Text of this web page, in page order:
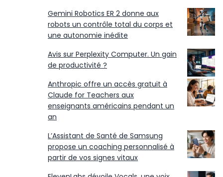
Gemini Robotics ER 2 donne aux
robots un contrôle total du corps et
une autonomie inédite
Avis sur Perplexity Computer. Un gain
de productivité ?
Anthropic offre un accès gratuit à
Claude for Teachers aux
enseignants américains pendant un
an
L’Assistant de Santé de Samsung
propose un coaching personnalisé à
partir de vos signes vitaux